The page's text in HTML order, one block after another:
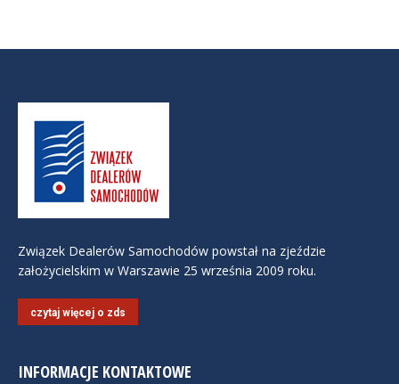
Związek Dealerów Samochodów powstał na zjeździe
założycielskim w Warszawie 25 września 2009 roku.
czytaj więcej o zds
INFORMACJE KONTAKTOWE